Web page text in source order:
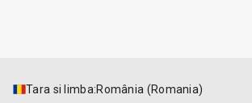
Tara si limba:România (Romania)